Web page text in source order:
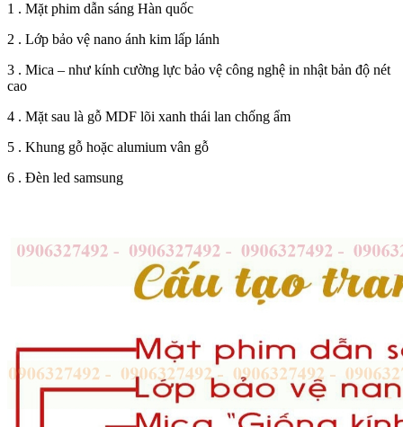
1 . Mặt phim dẫn sáng Hàn quốc
2 . Lớp bảo vệ nano ánh kim lấp lánh
3 . Mica – như kính cường lực bảo vệ công nghệ in nhật bản độ nét
cao
4 . Mặt sau là gỗ MDF lõi xanh thái lan chống ẩm
5 . Khung gỗ hoặc alumium vân gỗ
6 . Đèn led samsung